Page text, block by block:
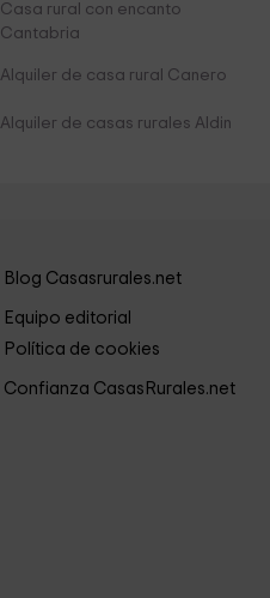
Casa rural con encanto
Cantabria
Alquiler de casa rural Canero
Alquiler de casas rurales Aldin
Blog Casasrurales.net
Equipo editorial
Política de cookies
Confianza CasasRurales.net